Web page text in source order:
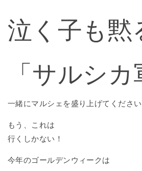
泣く子も黙
「サルシカ
一緒にマルシェを盛り上げてくださ
もう、これは
行くしかない！
今年のゴールデンウィークは